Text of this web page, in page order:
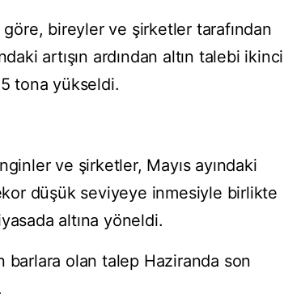
göre, bireyler ve şirketler tarafından
artışın ardından altın talebi ikinci
tona yükseldi.
ve şirketler, Mayıs ayındaki
düşük seviyeye inmesiyle birlikte
altına yöneldi.
barlara olan talep Haziranda son